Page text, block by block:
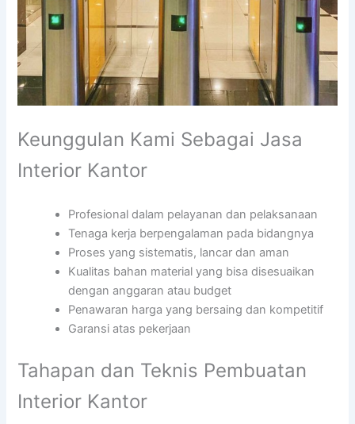
Keunggulan Kami Sebagai Jasa
Interior Kantor
Profesional dalam pelayanan dan pelaksanaan
Tenaga kerja berpengalaman pada bidangnya
Proses yang sistematis, lancar dan aman
Kualitas bahan material yang bisa disesuaikan
dengan anggaran atau budget
Penawaran harga yang bersaing dan kompetitif
Garansi atas pekerjaan
Tahapan dan Teknis Pembuatan
Interior Kantor